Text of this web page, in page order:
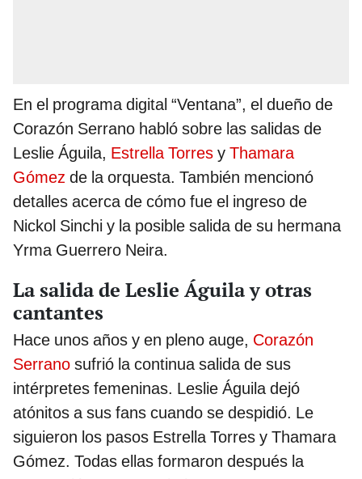
En el programa digital “Ventana”, el dueño de
Corazón Serrano habló sobre las salidas de
Leslie Águila, Estrella Torres y Thamara
Gómez de la orquesta. También mencionó
detalles acerca de cómo fue el ingreso de
Nickol Sinchi y la posible salida de su hermana
Yrma Guerrero Neira.
La salida de Leslie Águila y otras
cantantes
Hace unos años y en pleno auge, Corazón
Serrano sufrió la continua salida de sus
intérpretes femeninas. Leslie Águila dejó
atónitos a sus fans cuando se despidió. Le
siguieron los pasos Estrella Torres y Thamara
Gómez. Todas ellas formaron después la